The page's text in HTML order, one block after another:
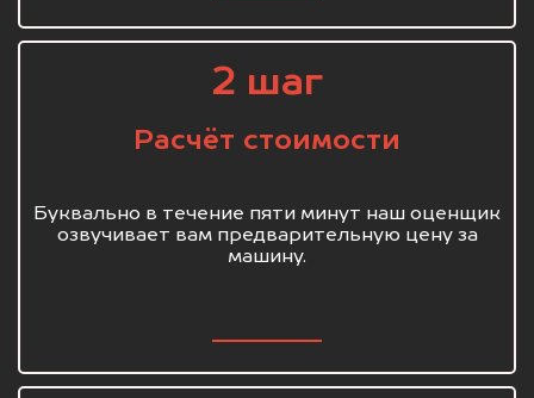
2 шаг
Расчёт стоимости
Буквально в течение пяти минут наш оценщик
озвучивает вам предварительную цену за
машину.